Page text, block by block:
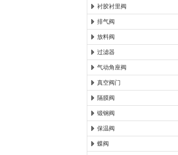
衬胶衬里阀
排气阀
放料阀
过滤器
气动角座阀
真空阀门
隔膜阀
锻钢阀
保温阀
蝶阀